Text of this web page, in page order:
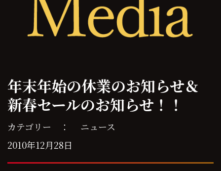
年末年始の休業のお知らせ＆
新春セールのお知らせ！！
カテゴリー ： ニュース
2010年12月28日